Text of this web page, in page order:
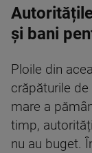
și bani
Ploile din
crăpăturile
mare a
timp,
nu au buget.